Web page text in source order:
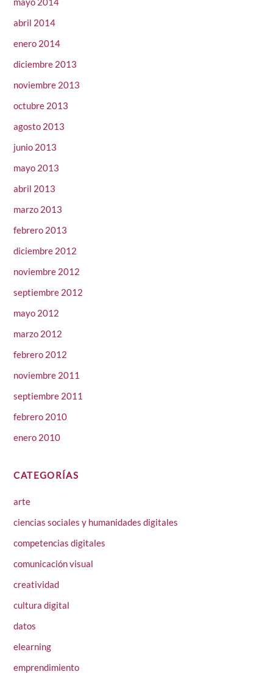
abril 2014
enero 2014
diciembre 2013
noviembre 2013
octubre 2013
agosto 2013
junio 2013
mayo 2013
abril 2013
marzo 2013
febrero 2013
diciembre 2012
noviembre 2012
septiembre 2012
mayo 2012
marzo 2012
febrero 2012
noviembre 2011
septiembre 2011
febrero 2010
enero 2010
CATEGORÍAS
arte
ciencias sociales y humanidades digitales
competencias digitales
comunicación visual
creatividad
cultura digital
datos
elearning
emprendimiento